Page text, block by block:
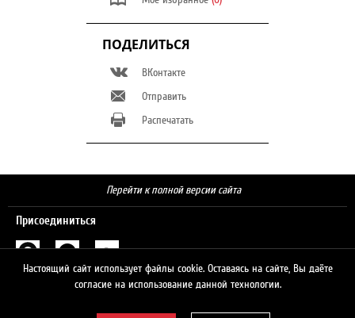
ПОДЕЛИТЬСЯ
ВКонтакте
Отправить
Распечатать
Перейти к полной версии сайта
Присоединиться
Настоящий сайт использует файлы cookie. Оставаясь на сайте, Вы даёте
согласие на использование данной технологии.